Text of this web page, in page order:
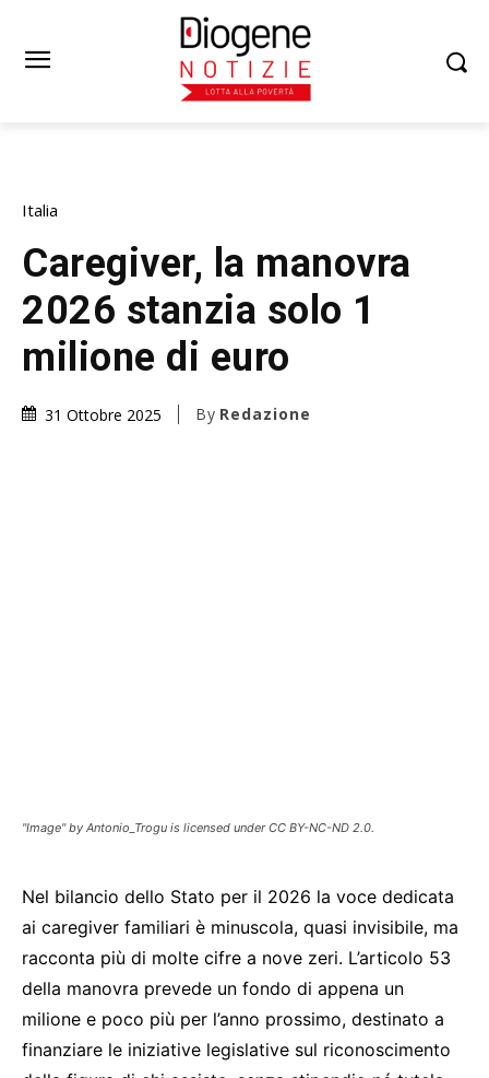
Italia
Caregiver, la manovra
2026 stanzia solo 1
milione di euro
31 Ottobre 2025 By Redazione
"Image" by Antonio_Trogu is licensed under CC BY-NC-ND 2.0.
Nel bilancio dello Stato per il 2026 la voce dedicata
ai caregiver familiari è minuscola, quasi invisibile, ma
racconta più di molte cifre a nove zeri. L’articolo 53
della manovra prevede un fondo di appena un
milione e poco più per l’anno prossimo, destinato a
finanziare le iniziative legislative sul riconoscimento